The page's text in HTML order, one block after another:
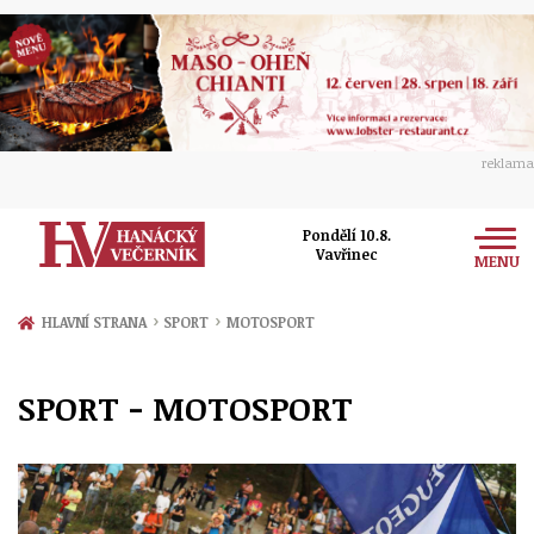
reklama
Pondělí 10.8.
Vavřinec
MENU
Zprávy
Přerov
Politika
Ekonomika
Kultura
Hudba
Společnost
Ženy
Sport
HLAVNÍ STRANA › SPORT › MOTOSPORT
SPORT - MOTOSPORT